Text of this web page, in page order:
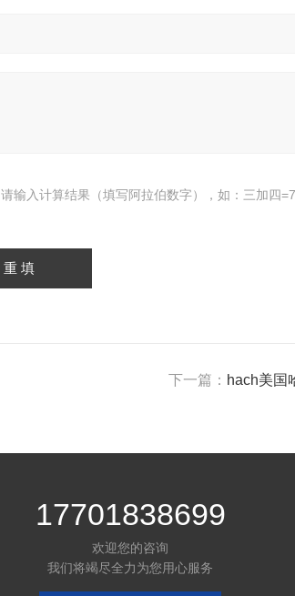
请输入计算结果（填写阿拉伯数字），如：三加四=7
下一篇： hach美国
17701838699
欢迎您的咨询
我们将竭尽全力为您用心服务